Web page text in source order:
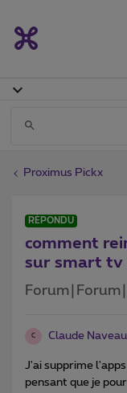
Proximus Pickx
RÉPONDU
comment
sur smart tv
C Claude Naveau
J'ai supprime
pensant que je